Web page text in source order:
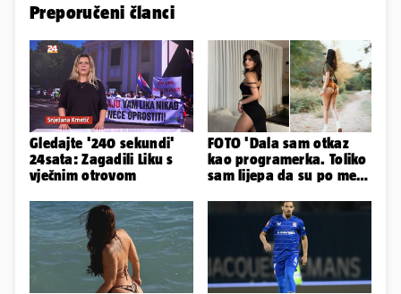
Preporučeni članci
Gledajte '240 sekundi'
24sata: Zagadili Liku s
vječnim otrovom
FOTO 'Dala sam otkaz
kao programerka. Toliko
sam lijepa da su po meni